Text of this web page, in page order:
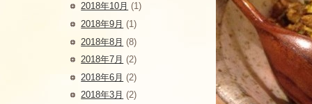
2018年10月 (1)
2018年9月 (1)
2018年8月 (8)
2018年7月 (2)
2018年6月 (2)
2018年3月 (2)